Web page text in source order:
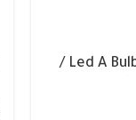
Led A Bulb Size:A60 9W Color:RED/BL/GR/PK /